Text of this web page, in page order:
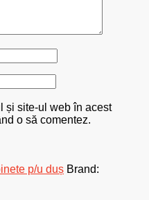
și site-ul web în acest
o să comentez.
p/u duș Brand: